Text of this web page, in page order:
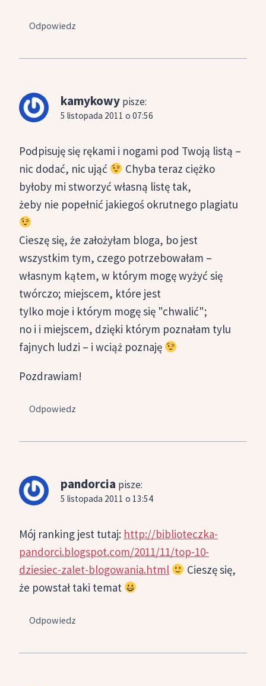
Odpowiedz
kamykowy pisze:
5 listopada 2011 o 07:56
Podpisuję się rękami i nogami pod Twoją listą –
nic dodać, nic ująć
Chyba teraz ciężko
byłoby mi stworzyć własną listę tak,
żeby nie popełnić jakiegoś okrutnego plagiatu
Cieszę się, że założyłam bloga, bo jest
wszystkim tym, czego potrzebowałam –
własnym kątem, w którym mogę wyżyć się
twórczo; miejscem, które jest
tylko moje i którym mogę się "chwalić";
no i i miejscem, dzięki którym poznałam tylu
fajnych ludzi – i wciąż poznaję
Pozdrawiam!
Odpowiedz
pandorcia pisze:
5 listopada 2011 o 13:54
Mój ranking jest tutaj: http://biblioteczka-
pandorci.blogspot.com/2011/11/top-10-
dziesiec-zalet-blogowania.html
Cieszę się,
że powstał taki temat
Odpowiedz